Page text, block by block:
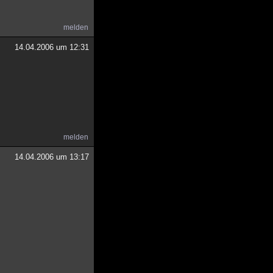
melden
14.04.2006 um 12:31
melden
14.04.2006 um 13:17